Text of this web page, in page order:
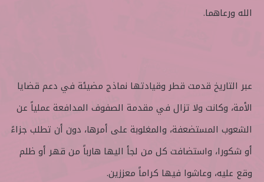
الله ورعاهما.
عبر التاريخ قدمت قطر وقيادتها نماذج مضيئة في دعم قضايا
الأمة، وكانت ولا تزال في مقدمة الصفوف المدافعة عملياً عن
الشعوب المستضعفة، والمغلوبة على أمرها، دون أن تطلب جزاءً
أو شكورا، واستضافت كل من لجأ اليها هارباً من قهر أو ظلم
وقع عليه، وعاشوا فيها كراماً معززين.